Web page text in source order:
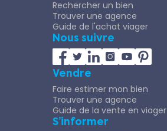
Rechercher un bien
Trouver une agence
Guide de l'achat viager
Nous suivre
Vendre
Faire estimer mon bien
Trouver une agence
Guide de la vente en viager
S’informer